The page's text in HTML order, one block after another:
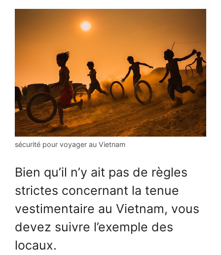
sécurité pour voyager au Vietnam
Bien qu’il n’y ait pas de règles
strictes concernant la tenue
vestimentaire au Vietnam, vous
devez suivre l’exemple des
locaux.